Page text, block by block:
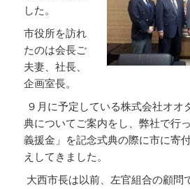
した。
市役所を訪れ
たのは会長ご
夫妻、社長、
企画室長。
９月に予定している株式会社オオ
典についてご案内をし、弊社で行
義援金」を記念式典の際に市に寄
えしてきました。
大西市長は以前、左官組合の顧問